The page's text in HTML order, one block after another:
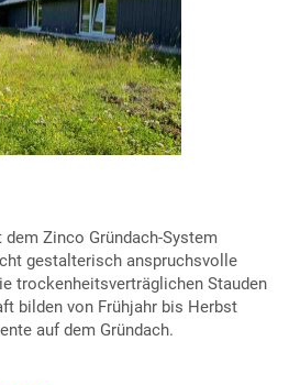
Zinco Gründach-System
gestalterisch anspruchsvolle
trockenheitsverträglichen Stauden
bilden von Frühjahr bis Herbst
auf dem Gründach.